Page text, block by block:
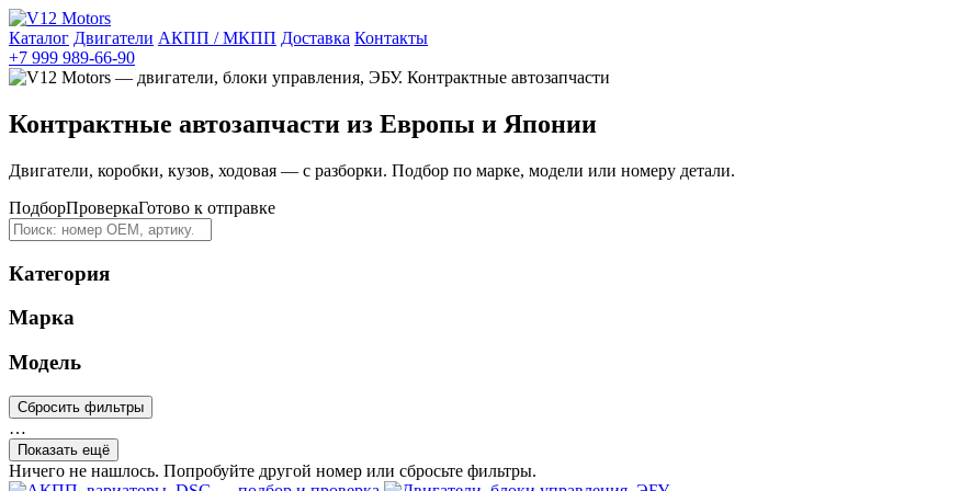
Каталог Двигатели АКПП / МКПП Доставка Контакты
+7 999 989-66-90
Контрактные автозапчасти из Европы и Японии
Двигатели, коробки, кузов, ходовая — с разборки. Подбор по марке, модели или номеру детали.
ПодборПроверкаГотово к отправке
Категория
Марка
Модель
Сбросить фильтры
…
Показать ещё
Ничего не нашлось. Попробуйте другой номер или сбросьте фильтры.